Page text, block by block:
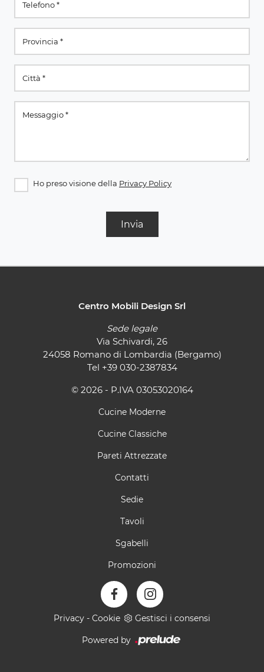
Ho preso visione della Privacy Policy
Invia
Centro Mobili Design Srl
Sede legale
Via Schivardi, 26
24058 Romano di Lombardia (Bergamo)
Tel +39 030-2387834
© 2026 - P.IVA 03053020164
Cucine Moderne
Cucine Classiche
Pareti Attrezzate
Contatti
Sedie
Tavoli
Sgabelli
Promozioni
Privacy - Cookie Gestisci i consensi
Powered by